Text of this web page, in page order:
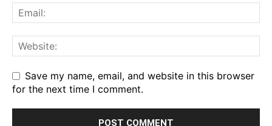
Save my name, email, and website in this browser
for the next time I comment.